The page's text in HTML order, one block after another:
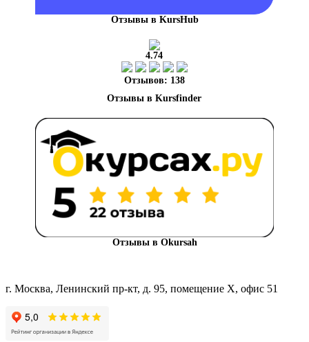
Отзывы в KursHub
4.74
Отзывов: 138
Отзывы в Okursah
г. Москва, Ленинский пр-кт, д. 95, помещение Х, офис 51